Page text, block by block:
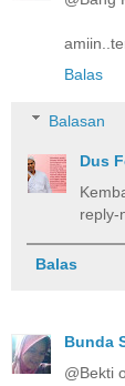
Balas
Balasan
Dus
reply-
Balas
Bunda
@Bekti